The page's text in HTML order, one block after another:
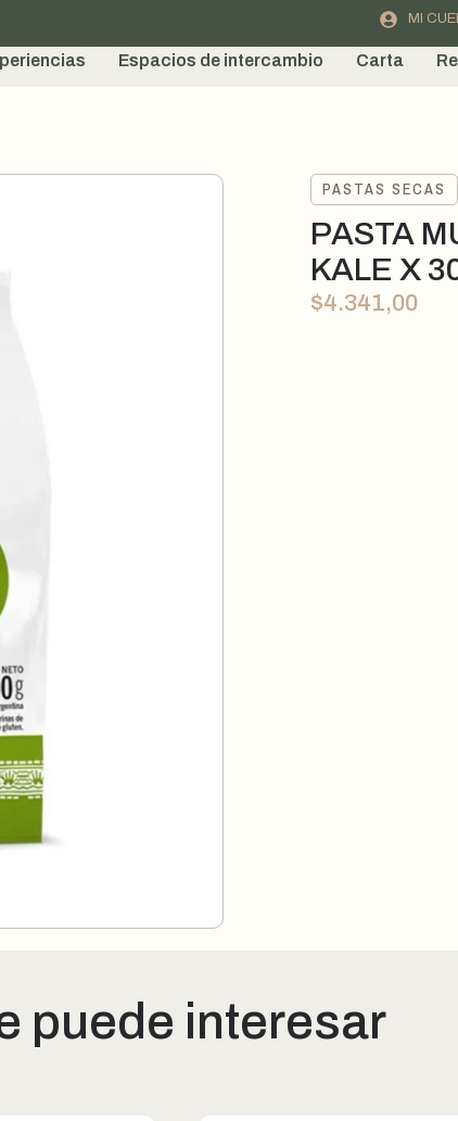
MI
Espacios de intercambio Carta
PASTAS SECAS
PASTA
KALE X
$4.341,00
puede interesar